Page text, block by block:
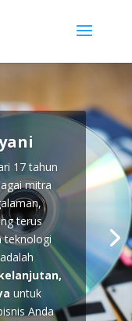
17 tahun
mitra
terus
teknologi
untuk
Anda